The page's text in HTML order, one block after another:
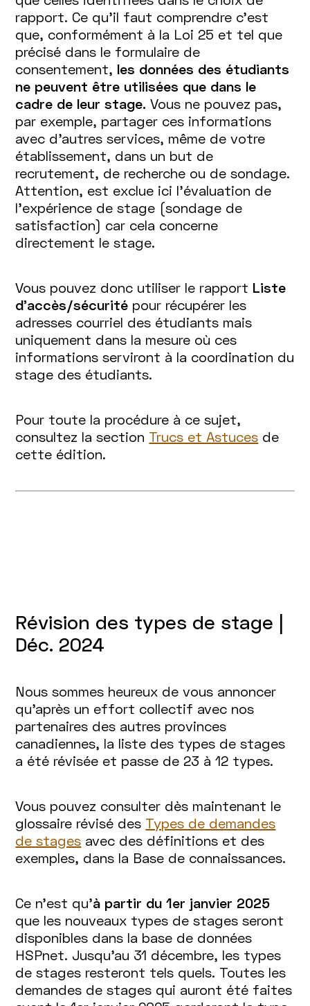
rapport. Ce qu’il faut comprendre c’est
que, conformément à la Loi 25 et tel que
précisé dans le formulaire de
consentement, les données des étudiants
ne peuvent être utilisées que dans le
cadre de leur stage. Vous ne pouvez pas,
par exemple, partager ces informations
avec d’autres services, même de votre
établissement, dans un but de
recrutement, de recherche ou de sondage.
Attention, est exclue ici l'évaluation de
l’expérience de stage (sondage de
satisfaction) car cela concerne
directement le stage.
Vous pouvez donc utiliser le rapport Liste
d’accès/sécurité pour récupérer les
adresses courriel des étudiants mais
uniquement dans la mesure où ces
informations serviront à la coordination du
stage des étudiants.
Pour toute la procédure à ce sujet,
consultez la section Trucs et Astuces de
cette édition.
Révision des types de stage |
Déc. 2024
Nous sommes heureux de vous annoncer
qu'après un effort collectif avec nos
partenaires des autres provinces
canadiennes, la liste des types de stages
a été révisée et passe de 23 à 12 types.
Vous pouvez consulter dès maintenant le
glossaire révisé des Types de demandes
de stages avec des définitions et des
exemples, dans la Base de connaissances.
Ce n’est qu’à partir du 1er janvier 2025
que les nouveaux types de stages seront
disponibles dans la base de données
HSPnet. Jusqu’au 31 décembre, les types
de stages resteront tels quels. Toutes les
demandes de stages qui auront été faites